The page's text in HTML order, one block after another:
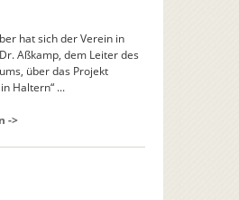
hat sich der Verein in
Aßkamp, dem Leiter des
über das Projekt
Haltern“ ...
->